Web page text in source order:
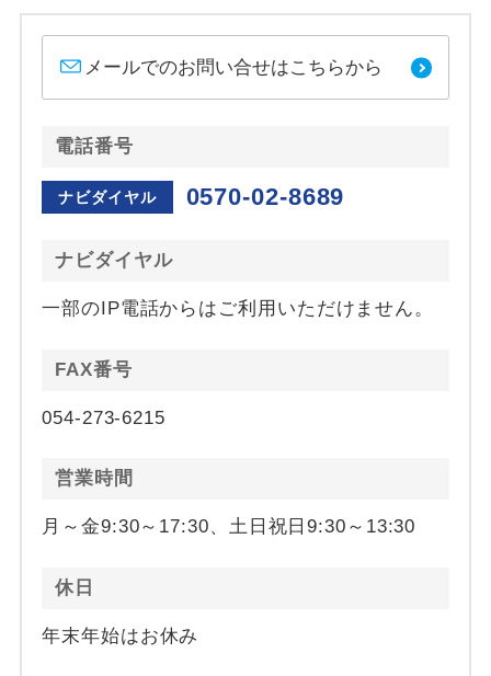
メールでのお問い合せはこちらから
電話番号
ナビダイヤル 0570-02-8689
ナビダイヤル
一部のIP電話からはご利用いただけません。
FAX番号
054-273-6215
営業時間
月～金9:30～17:30、土日祝日9:30～13:30
休日
年末年始はお休み